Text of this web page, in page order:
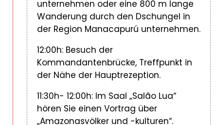
unternehmen oder eine 800 m lange
Wanderung durch den Dschungel in
der Region Manacapurú unternehmen.
12:00h: Besuch der
Kommandantenbrücke, Treffpunkt in
der Nähe der Hauptrezeption.
11:30h- 12:00h: Im Saal „Salão Lua“
hören Sie einen Vortrag über
„Amazonasvölker und -kulturen“.